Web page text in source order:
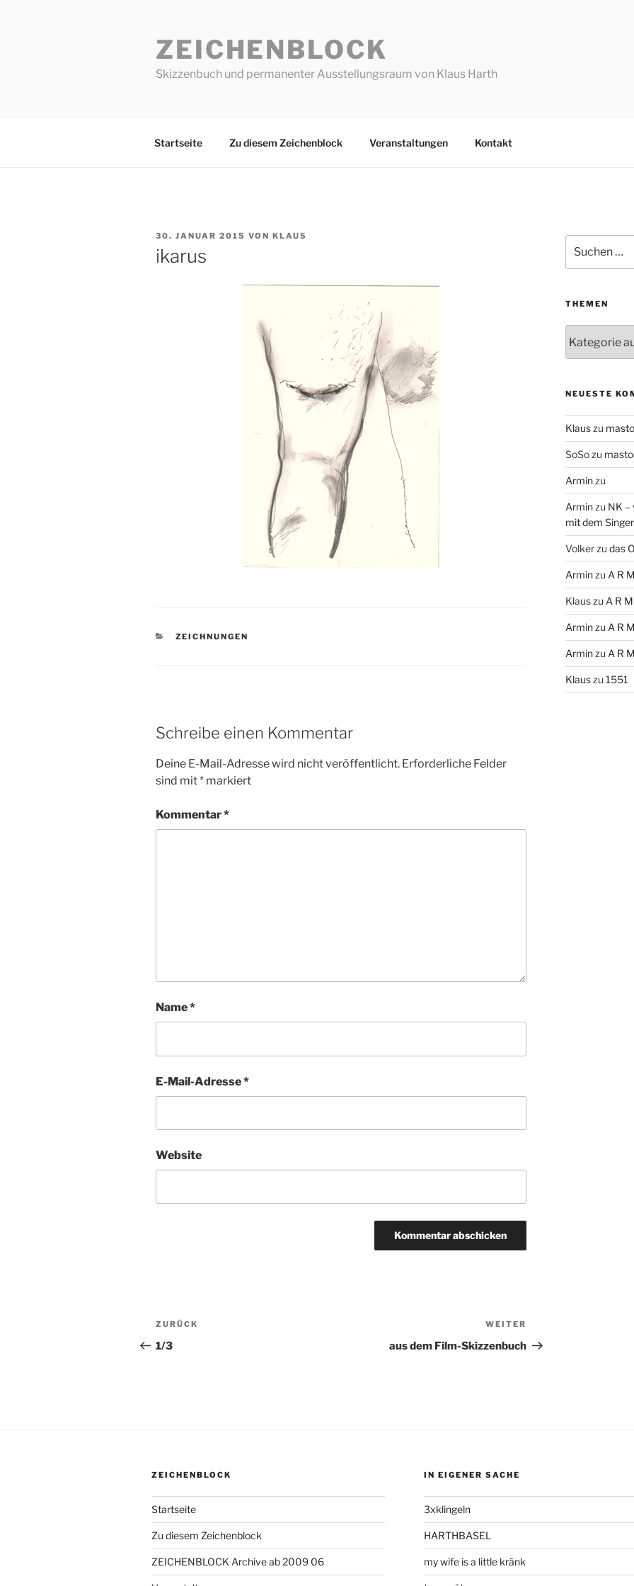
ZEICHENBLOCK
Skizzenbuch und permanenter Ausstellungsraum von Klaus Harth
Startseite Zu diesem Zeichenblock Veranstaltungen Kontakt
VERÖFFENTLICHT
AM
30. JANUAR 2015 VON KLAUS
ikarus
KATEGORIEN
ZEICHNUNGEN
Schreibe einen Kommentar
Deine E-Mail-Adresse wird nicht veröffentlicht. Erforderliche Felder
sind mit* markiert
Kommentar*
Name*
E-Mail-Adresse*
Website
Beitragsnavigation
Vorheriger
Beitrag
ZURÜCK
1/3
Beitrag
WEITER
aus dem Film-Skizzenbuch
nach:
THEMEN
NEUESTE
Klauszu
SoSozu
Arminzu
Arminzu NK –
mit dem
Volkerzu das
Arminzu A R
Klauszu A R
Arminzu A R
Arminzu A R
Klauszu 1551
ZEICHENBLOCK
Startseite
Zu diesem Zeichenblock
ZEICHENBLOCK Archive ab 2009 06
IN EIGENER SACHE
3xklingeln
HARTHBASEL
my wife is a little kränk